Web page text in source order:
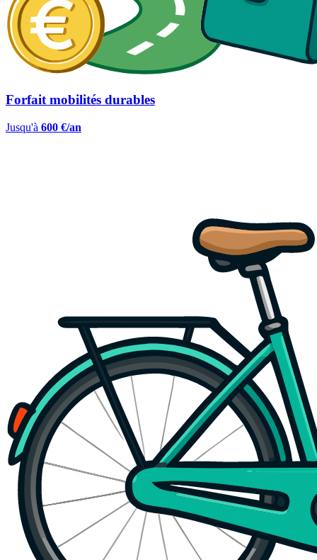
Forfait mobilités durables
Jusqu'à 600 €/an